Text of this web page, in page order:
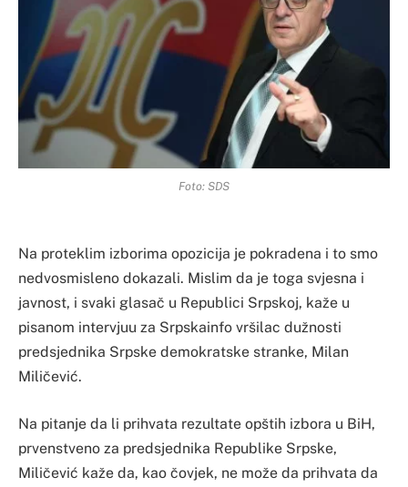
Foto: SDS
Na proteklim izborima opozicija je pokradena i to smo
nedvosmisleno dokazali. Mislim da je toga svjesna i
javnost, i svaki glasač u Republici Srpskoj, kaže u
pisanom intervjuu za Srpskainfo vršilac dužnosti
predsjednika Srpske demokratske stranke, Milan
Miličević.
Na pitanje da li prihvata rezultate opštih izbora u BiH,
prvenstveno za predsjednika Republike Srpske,
Miličević kaže da, kao čovjek, ne može da prihvata da